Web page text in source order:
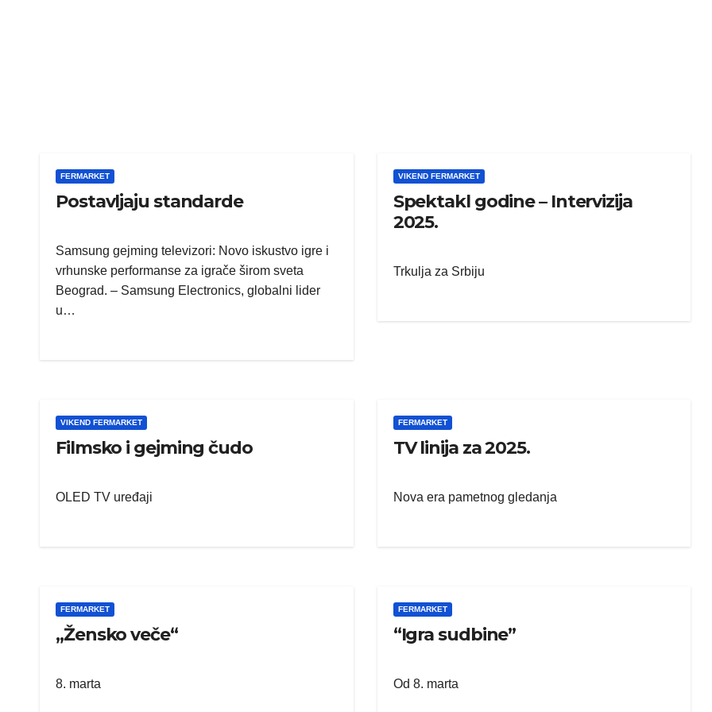
FERMARKET
Postavljaju standarde
Samsung gejming televizori: Novo iskustvo igre i
vrhunske performanse za igrače širom sveta
Beograd. – Samsung Electronics, globalni lider
u…
VIKEND FERMARKET
Spektakl godine – Intervizija
2025.
Trkulja za Srbiju
VIKEND FERMARKET
Filmsko i gejming čudo
OLED TV uređaji
FERMARKET
TV linija za 2025.
Nova era pametnog gledanja
FERMARKET
„Žensko veče“
8. marta
FERMARKET
“Igra sudbine”
Od 8. marta
VIKEND FERMARKET